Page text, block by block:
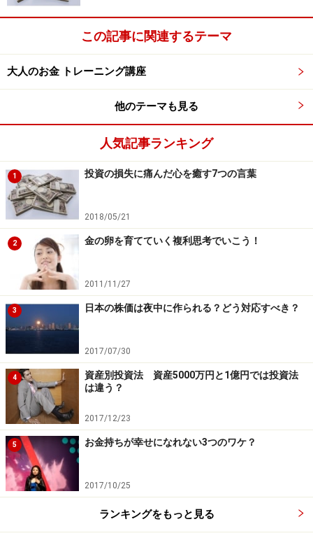
方針を定めて、いざ投資をする段になって大切な力が、
比較力です。広告宣伝や営利的なキャッチにまどわされ
ず、本質的に良い金融商品を選ぶには、公平な比較を怜
悧に行わないといけません。
豊富なデータを収集する力、それを合理的に比較するた
めの基準づくり、比較対象を絞り込む力など、比較力に
は複数の能力が必要とされます。一回でうまく比較でき
なくても、一回ごとに比較した結果を検証することで、
比較力は、磨かれて改善していきます。その知恵は、ビ
ジネスでもショッピングでも威力を発揮してくれます。
感情抑制力を身につける
最後になりますが、能力の最大の敵は自分の感情です。
好き、嫌い、勝ちたい、怖い、凍りつくなど、すべての
心の動きは、投資にとって障害です。能力があっても、
感情を制御できない人は投資で勝てません。自分の感情
にもてあそばれない、感情の暴走を抑えることができ
る、どんなときも平常心で冷静な判断ができる。そんな
風に自分を成長させてくれる力が、感情抑制力なので
す。
ここまでいかがでしたか？ ご納得いただけたでしょう
か？ 投資をすることが、お金を増やしながらも、能力を
磨き、脳を活性化して、若さを保つトレーニングだとし
この記事に関連するテーマ
大人のお金 トレーニング講座
他のテーマも見る
人気記事ランキング
1 投資の損失に痛んだ心を癒す7つの言葉
2018/05/21
2 金の卵を育てていく複利思考でいこう！
2011/11/27
3 日本の株価は夜中に作られる？どう対応すべき？
2017/07/30
4
資産別投資法 資産5000万円と1億円では投資法
は違う？
2017/12/23
5 お金持ちが幸せになれない3つのワケ？
2017/10/25
ランキングをもっと見る